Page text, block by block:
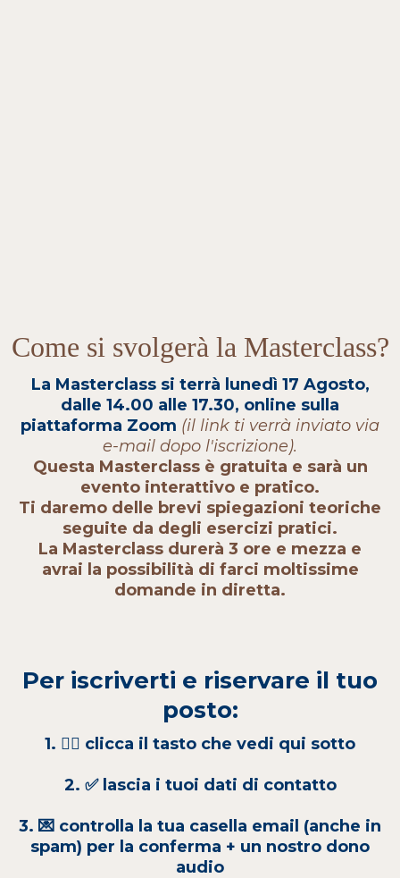
Come si svolgerà la Masterclass?
La Masterclass si terrà lunedì 17 Agosto,
dalle 14.00 alle 17.30, online sulla
piattaforma Zoom (il link ti verrà inviato via
e-mail dopo l'iscrizione).
Questa Masterclass è gratuita e sarà un
evento interattivo e pratico.
Ti daremo delle brevi spiegazioni teoriche
seguite da degli esercizi pratici.
La Masterclass durerà 3 ore e mezza e
avrai la possibilità di farci moltissime
domande in diretta.
Per iscriverti e riservare il tuo
posto:
1. 👇🏻 clicca il tasto che vedi qui sotto
2. ✅ lascia i tuoi dati di contatto
3. 💌 controlla la tua casella email (anche in
spam) per la conferma + un nostro dono
audio